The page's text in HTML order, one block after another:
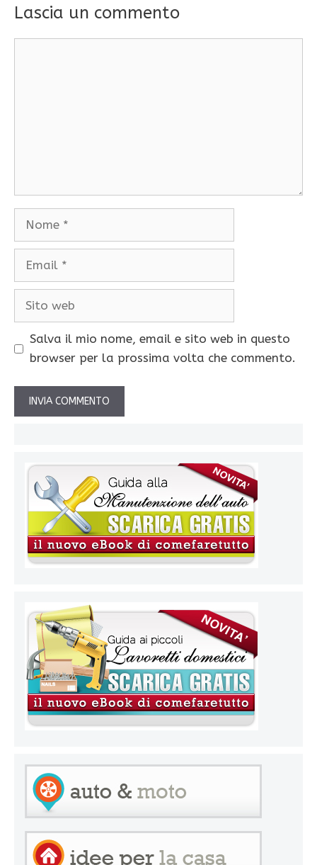
Lascia un commento
Nome
Email
Sito
Salva il mio nome, email e sito web in questo
browser per la prossima volta che commento.